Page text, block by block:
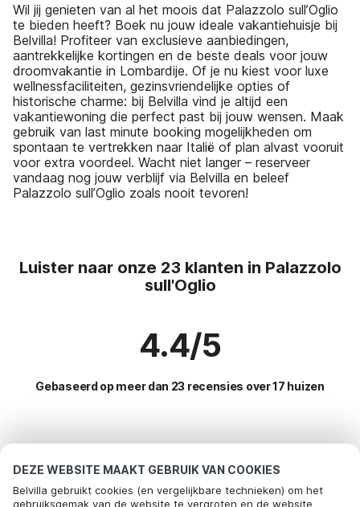
DEZE WEBSITE MAAKT GEBRUIK VAN COOKIES
Belvilla gebruikt cookies (en vergelijkbare technieken) om het
gebruiksgemak van de website te vergroten en de website
Wil jij genieten van al het moois dat Palazzolo sull’Oglio
te bieden heeft? Boek nu jouw ideale vakantiehuisje bij
Belvilla! Profiteer van exclusieve aanbiedingen,
aantrekkelijke kortingen en de beste deals voor jouw
droomvakantie in Lombardije. Of je nu kiest voor luxe
wellnessfaciliteiten, gezinsvriendelijke opties of
historische charme: bij Belvilla vind je altijd een
vakantiewoning die perfect past bij jouw wensen. Maak
gebruik van last minute booking mogelijkheden om
spontaan te vertrekken naar Italië of plan alvast vooruit
voor extra voordeel. Wacht niet langer – reserveer
vandaag nog jouw verblijf via Belvilla en beleef
Palazzolo sull’Oglio zoals nooit tevoren!
Luister naar onze 23 klanten in Palazzolo
sull'Oglio
4.4/5
Gebaseerd op meer dan 23 recensies over 17 huizen
vakantie
Top steden met top voorzieningen voor vakantie